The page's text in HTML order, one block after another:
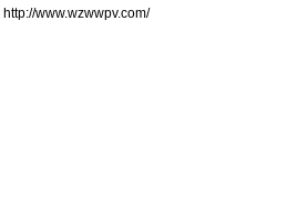
http://www.wzwwpv.com/